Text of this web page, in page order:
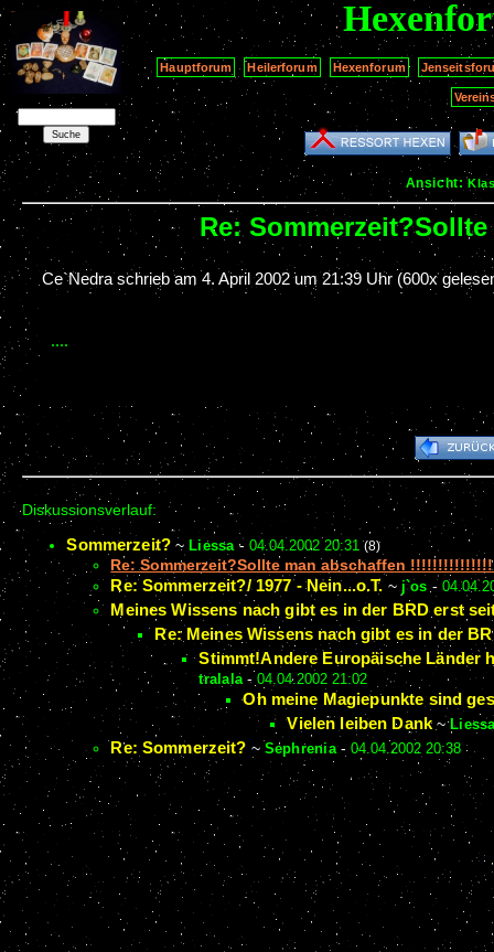
Hauptforum Heilerforum Hexenforum
Ansicht:
Re:
Ce`Nedra schrieb am4. April 2002 um 21:39 Uhr (600x
....
Diskussionsverlauf:
Sommerzeit? ~ Liessa- 04.04.2002 20:31 (8)
Re: Sommerzeit?Sollte man abschaffen
Re: Sommerzeit?/ 1977 - Nein...o.T. ~ j`os -
Meines Wissens nach gibt es in der BRD erst
Re: Meines Wissens nach gibt es in der
Stimmt!Andere Europäische Länder
tralala-04.04.2002 21:02
Oh meine Magiepunkte sind
Vielen leiben Dank~
Re: Sommerzeit? ~ Sephrenia- 04.04.2002 20:38